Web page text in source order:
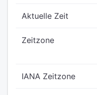
Aktuelle Zeit
Zeitzone
IANA Zeitzone